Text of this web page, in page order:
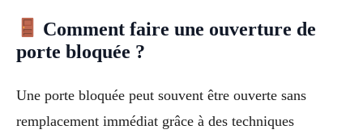
Comment faire une ouverture de
porte bloquée ?
Une porte bloquée peut souvent être ouverte sans
remplacement immédiat grâce à des techniques